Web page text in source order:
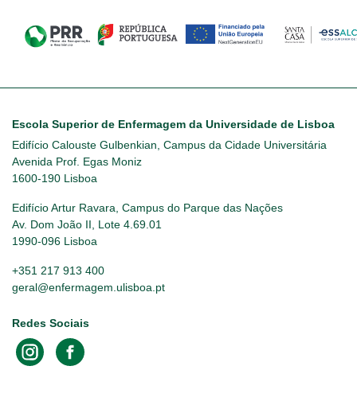
Escola Superior de Enfermagem da Universidade de Lisboa
Edifício Calouste Gulbenkian, Campus da Cidade Universitária
Avenida Prof. Egas Moniz
1600-190 Lisboa
Edifício Artur Ravara, Campus do Parque das Nações
Av. Dom João II, Lote 4.69.01
1990-096 Lisboa
+351 217 913 400
geral@enfermagem.ulisboa.pt
Redes Sociais